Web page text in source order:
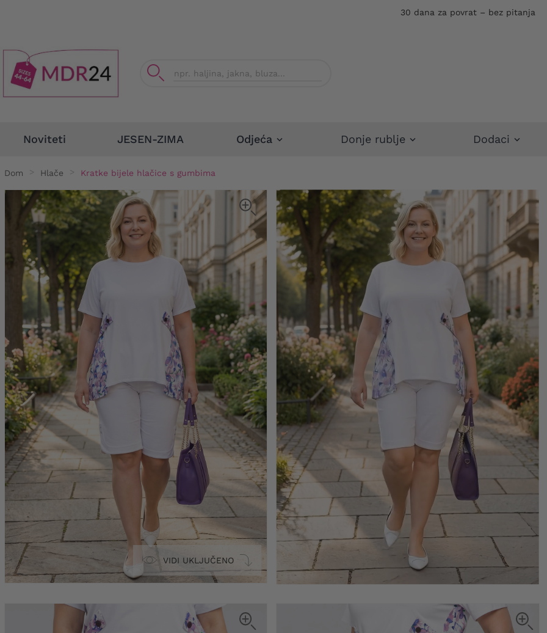
30 dana za povrat – bez pitanja
Noviteti JESEN-ZIMA Odjeća Donje rublje Dodaci
Dom Hlače Kratke bijele hlačice s gumbima
VIDI UKLJUČENO